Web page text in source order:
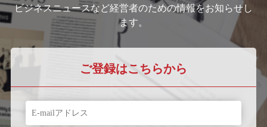
ビジネスニュースなど経営者のための情報をお知らせし
ます。
ご登録はこちらから